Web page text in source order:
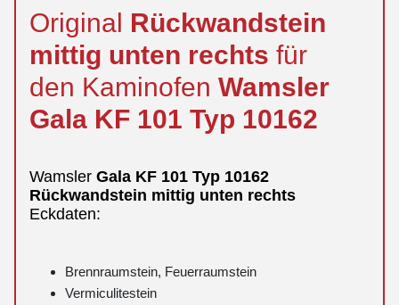
Original Rückwandstein
mittig unten rechts für
den Kaminofen Wamsler
Gala KF 101 Typ 10162
Wamsler Gala KF 101 Typ 10162
Rückwandstein mittig unten rechts
Eckdaten:
Brennraumstein, Feuerraumstein
Vermiculitestein